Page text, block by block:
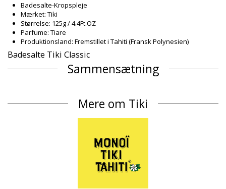
Badesalte-Kropspleje
Mærket: Tiki
Størrelse: 125g / 4.4Ft.OZ
Parfume: Tiare
Produktionsland: Fremstillet i Tahiti (Fransk Polynesien)
Badesalte Tiki Classic
Sammensætning
Taitensis Flower Extract, Parfum (Fragrance), Tocopherol
(Vitamin E), CI 45430, Amyl cinnamal, Benzyl Alcohol, Benzyl
benzoate, Benzyl salicylate, Cit
Produktinformation
Afdeling: Unisex, Badesalte
Pakken inkluderer: 1 x Badesalte (Andre accessoirer er ikke
Mere om Tiki